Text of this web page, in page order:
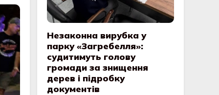
Незаконна вирубка у
парку «Загребелля»:
судитимуть голову
громади за знищення
дерев і підробку
документів